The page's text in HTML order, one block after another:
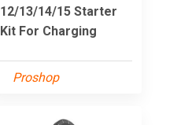
12/13/14/15 Starter
Kit For Charging
Proshop